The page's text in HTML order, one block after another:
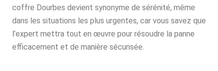
coffre Dourbes devient synonyme de sérénité, même
dans les situations les plus urgentes, car vous savez que
l’expert mettra tout en œuvre pour résoudre la panne
efficacement et de manière sécurisée.